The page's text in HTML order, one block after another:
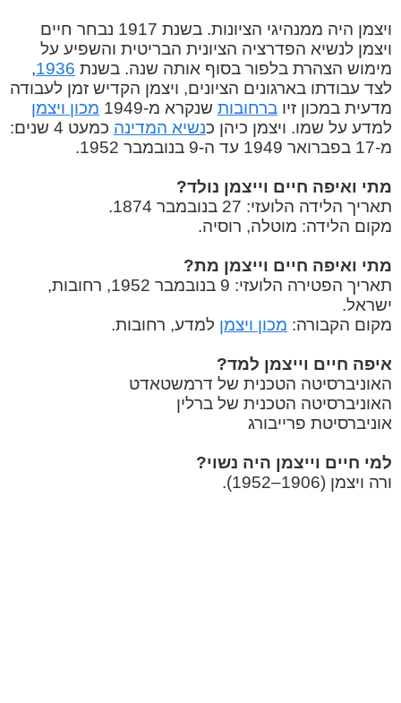
ויצמן היה ממנהיגי הציונות. בשנת 1917 נבחר חיים
ויצמן לנשיא הפדרציה הציונית הבריטית והשפיע על
מימוש הצהרת בלפור בסוף אותה שנה. בשנת 1936
,
לצד עבודתו בארגונים הציונים, ויצמן הקדיש זמן לעבודה
מדעית במכון זיו ברחובות שנקרא מ-1949
מכון ויצמן
למדע על שמו. ויצמן כיהן כנשיא המדינה
כמעט 4 שנים:
מ-17 בפברואר 1949 עד ה-9 בנובמבר 1952.
מתי ואיפה חיים וייצמן נולד?
תאריך הלידה הלועזי: 27 בנובמבר 1874.
מקום הלידה: מוטלה, רוסיה.
מתי ואיפה חיים וייצמן מת?
תאריך הפטירה הלועזי: 9 בנובמבר 1952, רחובות,
ישראל.
מקום הקבורה: מכון ויצמן למדע, רחובות.
איפה חיים וייצמן למד?
האוניברסיטה הטכנית של דרמשטאדט
האוניברסיטה הטכנית של ברלין
אוניברסיטת פרייבורג
למי חיים וייצמן היה נשוי?
ורה ויצמן (1906–1952).